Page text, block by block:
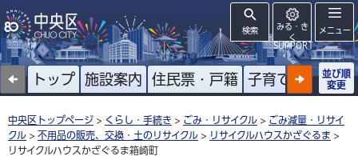
検索
みる・き
く
SUPPORT
メニュー
トップ 施設案内 住民票・戸籍 子育て 高齢者
並び順
変更
中央区トップページ > くらし・手続き > ごみ・リサイクル > ごみ減量・リサイ
クル > 不用品の販売、交換・土のリサイクル > リサイクルハウスかざぐるま >
リサイクルハウスかざぐるま箱崎町